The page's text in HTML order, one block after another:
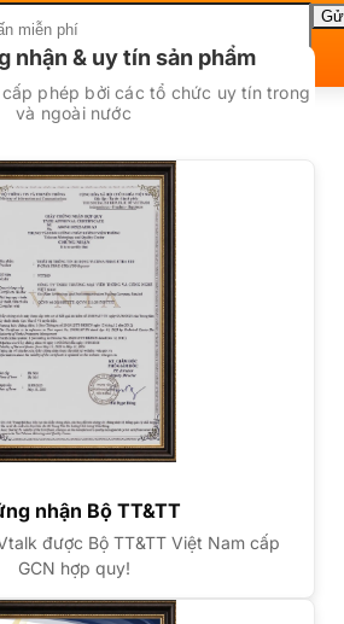
nhận & uy tín sản phẩm
phép bởi các tổ chức uy tín trong
và ngoài nước
nhận Bộ TT&TT
được Bộ TT&TT Việt Nam cấp
GCN hợp quy!